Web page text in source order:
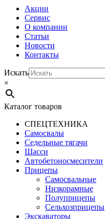
Акции
Сервис
О компании
Статьи
Новости
Контакты
Искать
×
Каталог товаров
СПЕЦТЕХНИКА
Самосвалы
Седельные тягачи
Шасси
Автобетоно­смесители
Прицепы
Самосвальные
Низкорамные
Полуприцепы
Сельхозприцепы
Экскаваторы